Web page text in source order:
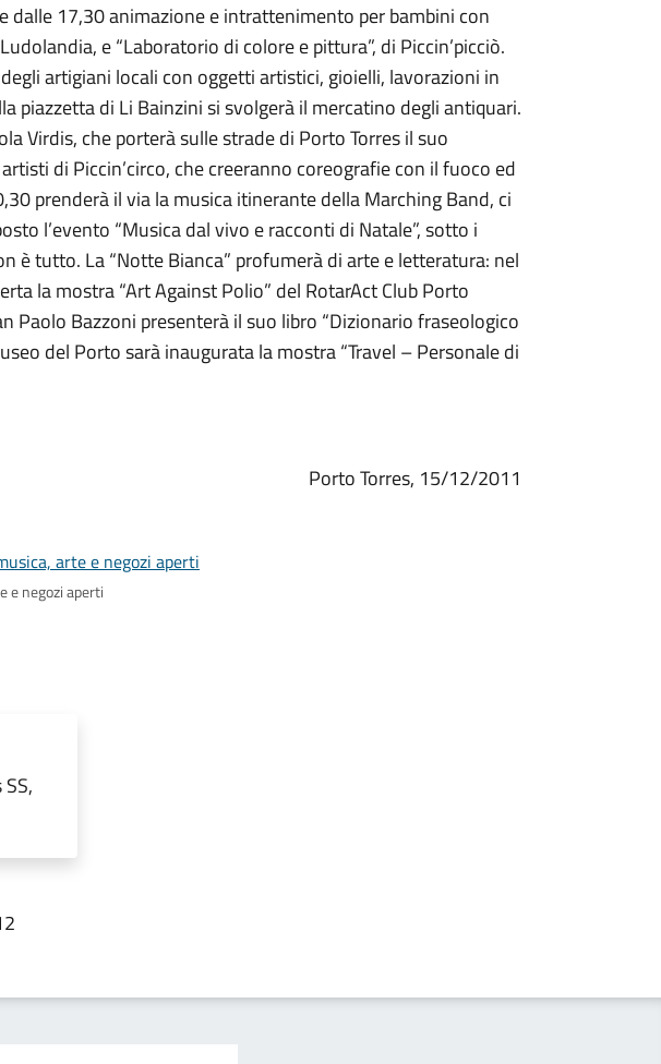
dalle 17,30 animazione e intrattenimento per bambini con
e “Laboratorio di colore e pittura”, di Piccin’picciò.
artigiani locali con oggetti artistici, gioielli, lavorazioni in
piazzetta di Li Bainzini si svolgerà il mercatino degli antiquari.
Virdis, che porterà sulle strade di Porto Torres il suo
di Piccin’circo, che creeranno coreografie con il fuoco ed
prenderà il via la musica itinerante della Marching Band, ci
l’evento “Musica dal vivo e racconti di Natale”, sotto i
è tutto. La “Notte Bianca” profumerà di arte e letteratura: nel
la mostra “Art Against Polio” del RotarAct Club Porto
Paolo Bazzoni presenterà il suo libro “Dizionario fraseologico
del Porto sarà inaugurata la mostra “Travel – Personale di
Porto Torres, 15/12/2011
e negozi aperti